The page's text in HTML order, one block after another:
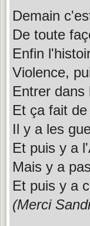
Demain
De toute
Enfin
Violence,
Entrer dans
Et ça fait
Il y a les
Et puis y a
Mais y a
Et puis y a
(Merci